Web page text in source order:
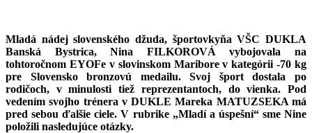
Mladá nádej slovenského džuda, športovkyňa VŠC DUKLA
Banská Bystrica, Nina FILKOROVÁ vybojovala na
tohtoročnom EYOFe v slovinskom Maribore v kategórii -70 kg
pre Slovensko bronzovú medailu. Svoj šport dostala po
rodičoch, v minulosti tiež reprezentantoch, do vienka. Pod
vedením svojho trénera v DUKLE Mareka MATUZSEKA má
pred sebou ďalšie ciele. V rubrike „Mladí a úspešní“ sme Nine
položili nasledujúce otázky.